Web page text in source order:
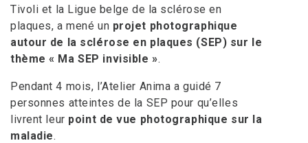
Tivoli et la Ligue belge de la sclérose en
plaques, a mené un projet photographique
autour de la sclérose en plaques (SEP) sur le
thème « Ma SEP invisible ».
Pendant 4 mois, l’Atelier Anima a guidé 7
personnes atteintes de la SEP pour qu’elles
livrent leur point de vue photographique sur la
maladie.